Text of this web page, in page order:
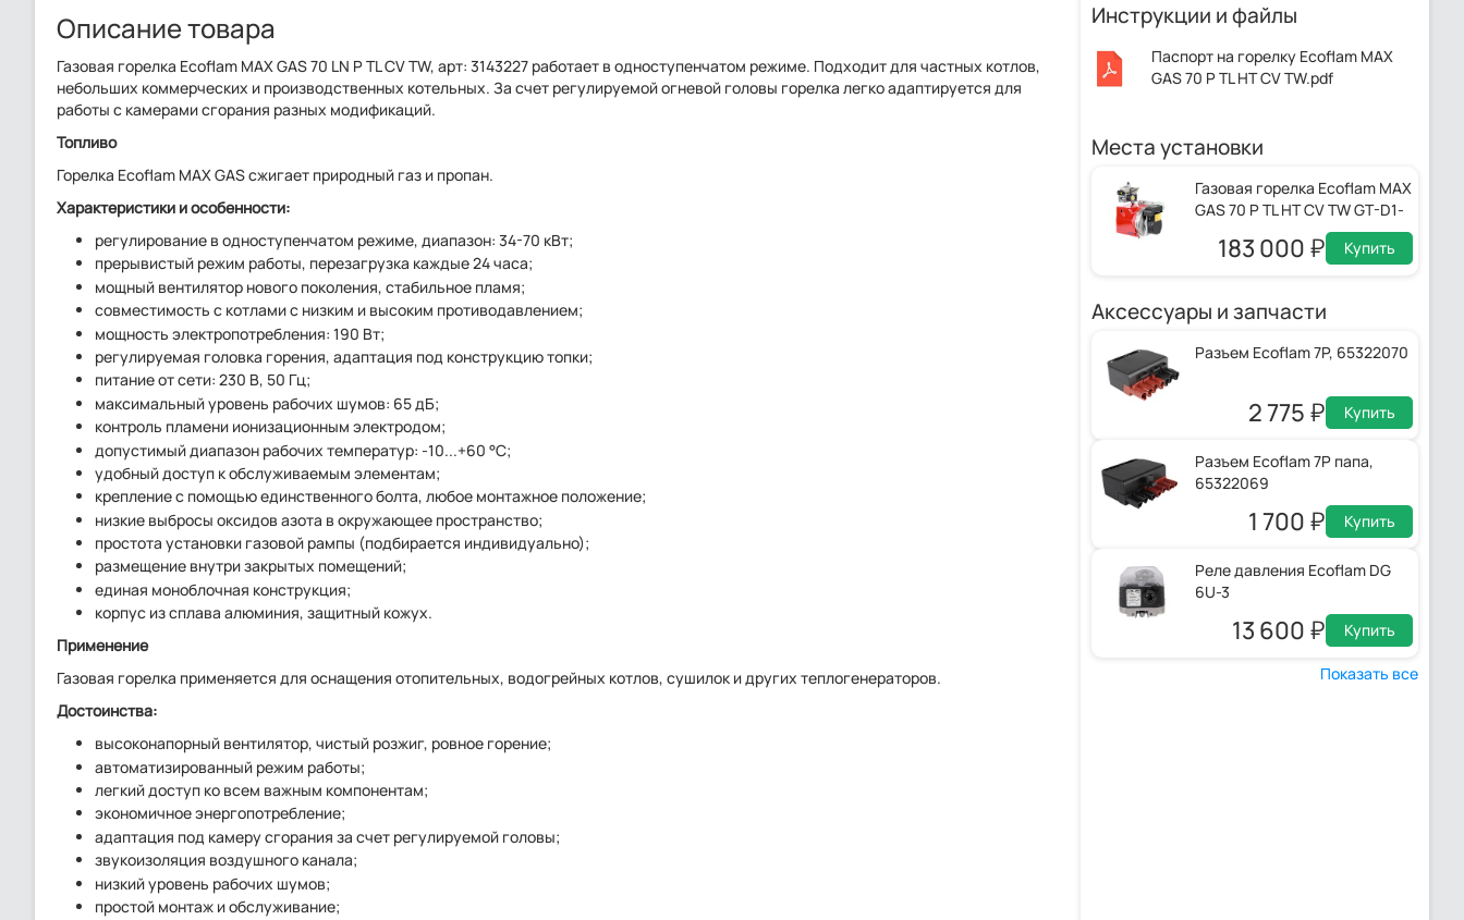
Описание товара
Газовая горелка Ecoflam MAX GAS 70 LN P TL CV TW, арт: 3143227 работает в одноступенчатом режиме. Подходит для частных котлов,
небольших коммерческих и производственных котельных. За счет регулируемой огневой головы горелка легко адаптируется для
работы с камерами сгорания разных модификаций.
Топливо
Горелка Ecoflam MAX GAS сжигает природный газ и пропан.
Характеристики и особенности:
регулирование в одноступенчатом режиме, диапазон: 34-70 кВт;
прерывистый режим работы, перезагрузка каждые 24 часа;
мощный вентилятор нового поколения, стабильное пламя;
совместимость с котлами с низким и высоким противодавлением;
мощность электропотребления: 190 Вт;
регулируемая головка горения, адаптация под конструкцию топки;
питание от сети: 230 В, 50 Гц;
максимальный уровень рабочих шумов: 65 дБ;
контроль пламени ионизационным электродом;
допустимый диапазон рабочих температур: -10...+60 °C;
удобный доступ к обслуживаемым элементам;
крепление с помощью единственного болта, любое монтажное положение;
низкие выбросы оксидов азота в окружающее пространство;
простота установки газовой рампы (подбирается индивидуально);
размещение внутри закрытых помещений;
единая моноблочная конструкция;
корпус из сплава алюминия, защитный кожух.
Применение
Газовая горелка применяется для оснащения отопительных, водогрейных котлов, сушилок и других теплогенераторов.
Достоинства:
высоконапорный вентилятор, чистый розжиг, ровное горение;
автоматизированный режим работы;
легкий доступ ко всем важным компонентам;
экономичное энергопотребление;
адаптация под камеру сгорания за счет регулируемой головы;
звукоизоляция воздушного канала;
низкий уровень рабочих шумов;
простой монтаж и обслуживание;
Инструкции и файлы
Паспорт на горелку Ecoflam MAX
GAS 70 P TL HT CV TW.pdf
Места установки
Газовая горелка Ecoflam MAX
GAS 70 P TL HT CV TW GT-D1-
MBDLE403-RP15-40-120
183 000 Купить
Аксессуары и запчасти
Разъем Ecoflam 7P, 65322070
2 775 Купить
Разъем Ecoflam 7P папа,
65322069
1 700 Купить
Реле давления Ecoflam DG
6U-3
13 600 Купить
Показать все